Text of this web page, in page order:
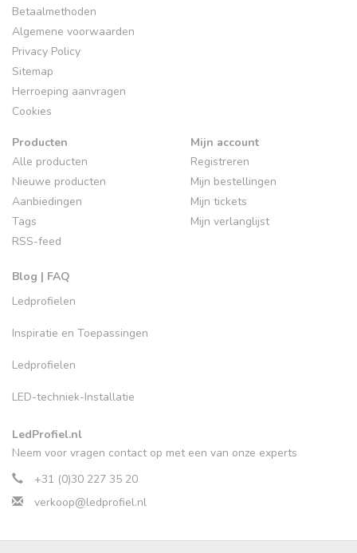
Betaalmethoden
Algemene voorwaarden
Privacy Policy
Sitemap
Herroeping aanvragen
Cookies
Producten
Alle producten
Nieuwe producten
Aanbiedingen
Tags
RSS-feed
Blog | FAQ
Ledprofielen
Inspiratie en Toepassingen
Ledprofielen
LED-techniek-Installatie
Mijn account
Registreren
Mijn bestellingen
Mijn tickets
Mijn verlanglijst
LedProfiel.nl
Neem voor vragen contact op met een van onze experts
+31 (0)30 227 35 20
verkoop@ledprofiel.nl